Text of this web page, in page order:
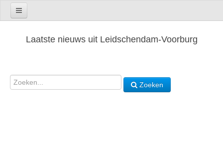
Laatste nieuws uit Leidschendam-Voorburg
Zoeken